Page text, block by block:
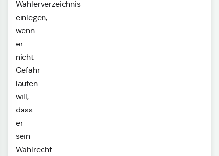
Wählerverzeichnis
einlegen,
wenn
er
nicht
Gefahr
laufen
will,
dass
er
sein
Wahlrecht